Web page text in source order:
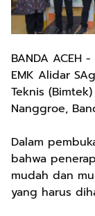
BANDA ACEH
EMK Alidar
Teknis
Nanggroe,
Dalam
bahwa
mudah dan
yang harus